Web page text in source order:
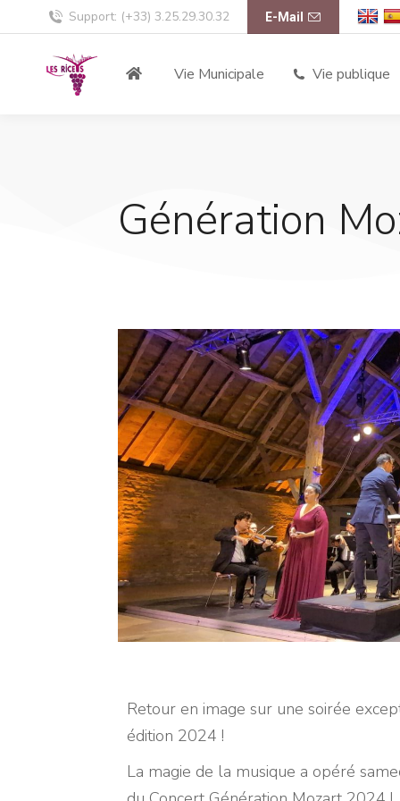
Support: (+33) 3.25.29.30.32 E-Mail
Vie Municipale Vie publique
Génération
Retour en image sur une soirée
édition 2024 !
La magie de la musique a opéré